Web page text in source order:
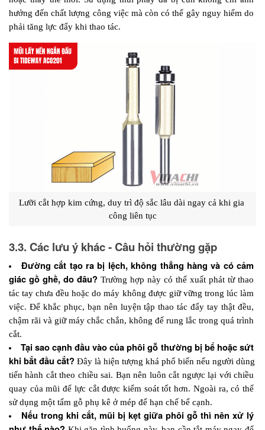
hưởng đến chất lượng công việc mà còn có thể gây nguy hiểm do
phải tăng lực đẩy khi thao tác.
Lưỡi cắt hợp kim cứng, duy trì độ sắc lâu dài ngay cả khi gia
công liên tục
3.3. Các lưu ý khác - Câu hỏi thường gặp
Đường cắt tạo ra bị lệch, không thẳng hàng và có cảm
giác gồ ghề, do đâu? Trường hợp này có thể xuất phát từ thao
tác tay chưa đều hoặc do máy không được giữ vững trong lúc làm
việc. Để khắc phục, bạn nên luyện tập thao tác đẩy tay thật đều,
chậm rãi và giữ máy chắc chắn, không để rung lắc trong quá trình
cắt.
Tại sao cạnh đầu vào của phôi gỗ thường bị bể hoặc sứt
khi bắt đầu cắt? Đây là hiện tượng khá phổ biến nếu người dùng
tiến hành cắt theo chiều sai. Bạn nên luôn cắt ngược lại với chiều
quay của mũi để lực cắt được kiểm soát tốt hơn. Ngoài ra, có thể
sử dụng một tấm gỗ phụ kê ở mép để hạn chế bể cạnh.
Nếu trong khi cắt, mũi bị kẹt giữa phôi gỗ thì nên xử lý